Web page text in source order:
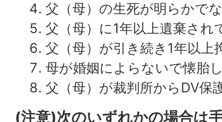
父（母）の生死が明らかで
父（母）に1年以上遺棄され
父（母）が引き続き1年以上
母が婚姻によらないで懐胎
父（母）が裁判所からDV保
(注意)次のいずれかの場合は